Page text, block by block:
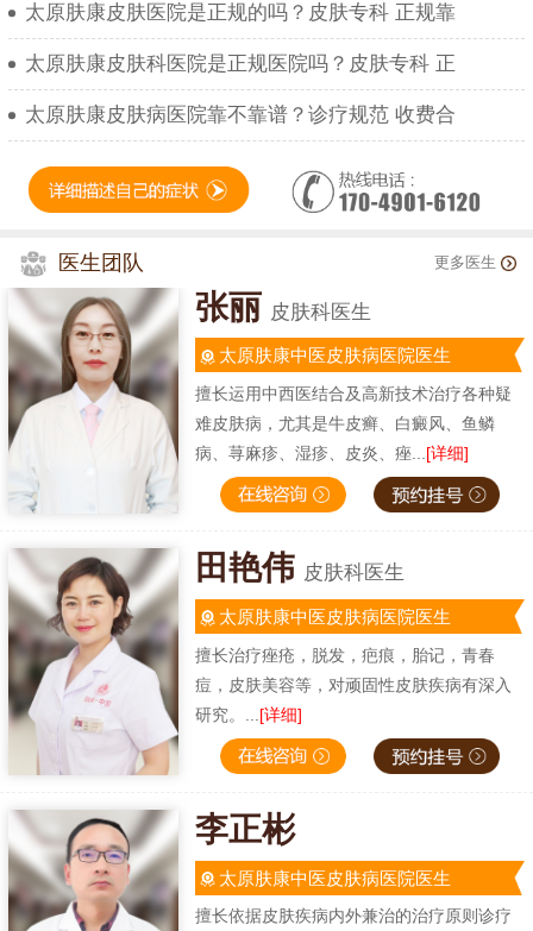
太原肤康皮肤医院是正规的吗？皮肤专科 正规靠
太原肤康皮肤科医院是正规医院吗？皮肤专科 正
太原肤康皮肤病医院靠不靠谱？诊疗规范 收费合
医生团队 更多医生
张丽 皮肤科医生
太原肤康中医皮肤病医院医生
擅长运用中西医结合及高新技术治疗各种疑
难皮肤病，尤其是牛皮癣、白癜风、鱼鳞
病、荨麻疹、湿疹、皮炎、痤... [详细]
田艳伟 皮肤科医生
太原肤康中医皮肤病医院医生
擅长治疗痤疮，脱发，疤痕，胎记，青春
痘，皮肤美容等，对顽固性皮肤疾病有深入
研究。... [详细]
李正彬
太原肤康中医皮肤病医院医生
擅长依据皮肤疾病内外兼治的治疗原则诊疗